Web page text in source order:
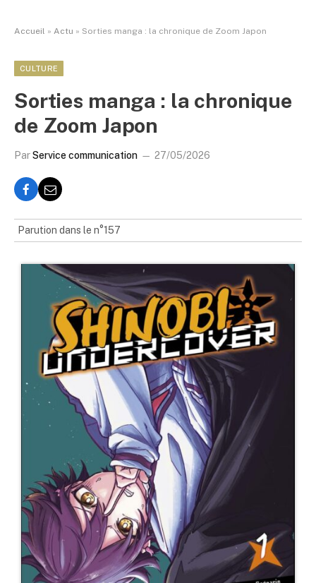
Accueil » Actu » Sorties manga : la chronique de Zoom Japon
CULTURE
Sorties manga : la chronique
de Zoom Japon
ParService communication 27/05/2026
Parution dans le n°157